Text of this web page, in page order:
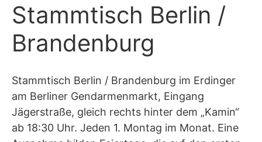
Stammtisch Berlin /
Brandenburg
Stammtisch Berlin / Brandenburg im Erdinger
am Berliner Gendarmenmarkt, Eingang
Jägerstraße, gleich rechts hinter dem „Kamin“
ab 18:30 Uhr. Jeden 1. Montag im Monat. Eine